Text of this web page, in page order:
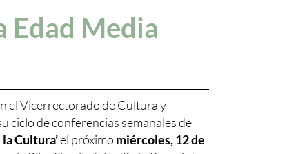
Edad Media
el Vicerrectorado de Cultura y
ciclo de conferencias semanales de
la Cultura’el próximo miércoles, 12 de